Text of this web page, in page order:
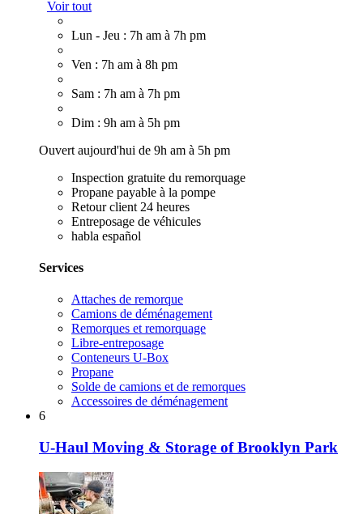
Voir tout
Lun - Jeu : 7h am à 7h pm
Ven : 7h am à 8h pm
Sam : 7h am à 7h pm
Dim : 9h am à 5h pm
Ouvert aujourd'hui de 9h am à 5h pm
Inspection gratuite du remorquage
Propane payable à la pompe
Retour client 24 heures
Entreposage de véhicules
habla español
Services
Attaches de remorque
Camions de déménagement
Remorques et remorquage
Libre-entreposage
Conteneurs U-Box
Propane
Solde de camions et de remorques
Accessoires de déménagement
6
U-Haul Moving & Storage of Brooklyn Park